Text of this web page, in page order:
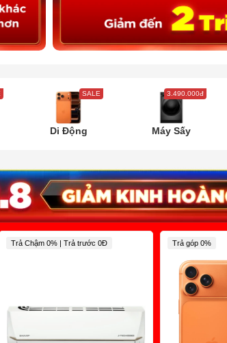
SALE
Di Động
3.490.000đ
Máy Sấy
Trả Chậm 0% | Trả trước 0Đ Trả góp 0%